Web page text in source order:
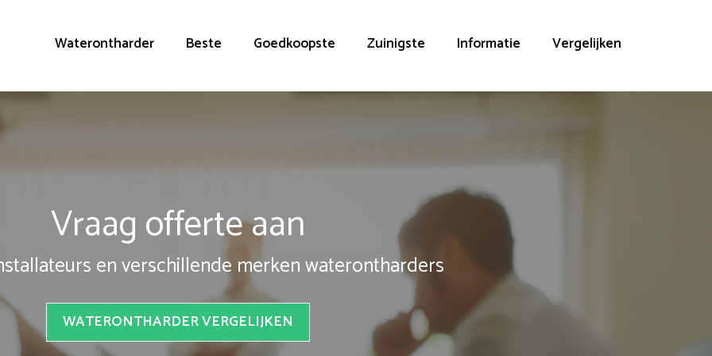
Waterontharder Beste Goedkoopste Zuinigste Informatie Vergelijken
Vraag offerte aan
en verschillende merken waterontharders
WATERONTHARDER VERGELIJKEN